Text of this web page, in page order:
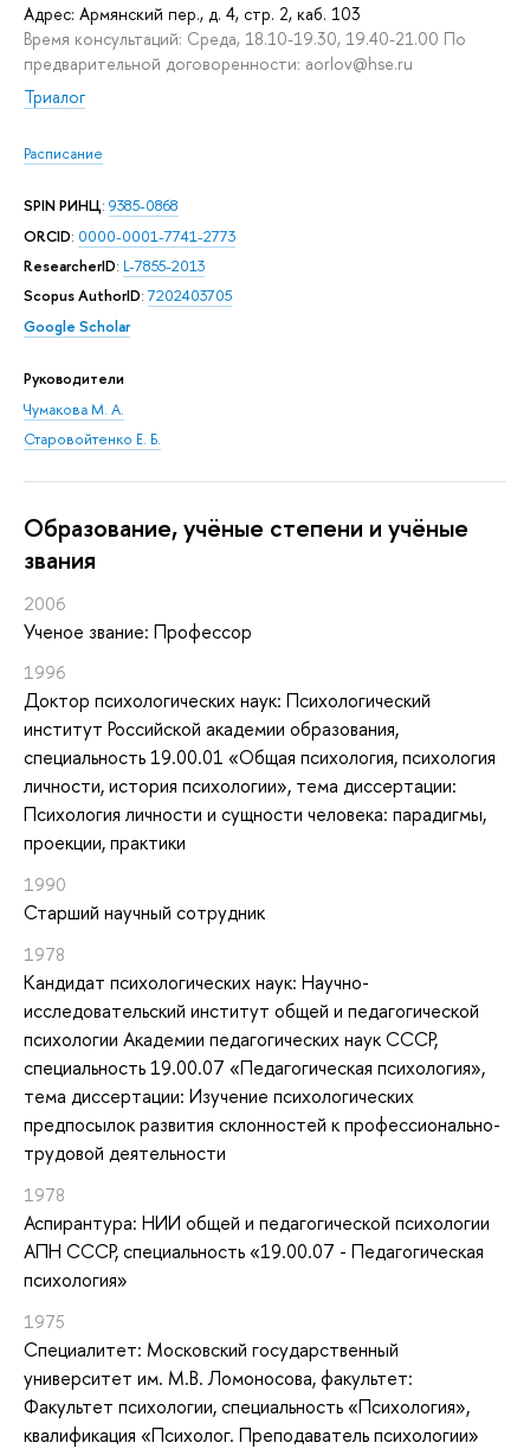
Адрес: Армянский пер., д. 4, стр. 2, каб. 103
Время консультаций: Среда, 18.10-19.30, 19.40-21.00 По
предварительной договоренности: aorlov@hse.ru
Триалог
Расписание
SPIN РИНЦ: 9385-0868
ORCID: 0000-0001-7741-2773
ResearcherID: L-7855-2013
Scopus AuthorID:7202403705
Google Scholar
Руководители
Чумакова М. А.
Старовойтенко Е. Б.
Oбразование, учёные степени и учёные
звания
2006
Ученое звание: Профессор
1996
Доктор психологических наук: Психологический
институт Российской академии образования,
специальность 19.00.01 «Общая психология, психология
личности, история психологии», тема диссертации:
Психология личности и сущности человека: парадигмы,
проекции, практики
1990
Старший научный сотрудник
1978
Кандидат психологических наук: Научно-
исследовательский институт общей и педагогической
психологии Академии педагогических наук СССР,
специальность 19.00.07 «Педагогическая психология»,
тема диссертации: Изучение психологических
предпосылок развития склонностей к профессионально-
трудовой деятельности
1978
Аспирантура: НИИ общей и педагогической психологии
АПН СССР, специальность «19.00.07 - Педагогическая
психология»
1975
Специалитет: Московский государственный
университет им. М.В. Ломоносова, факультет:
Факультет психологии, специальность «Психология»,
квалификация «Психолог. Преподаватель психологии»